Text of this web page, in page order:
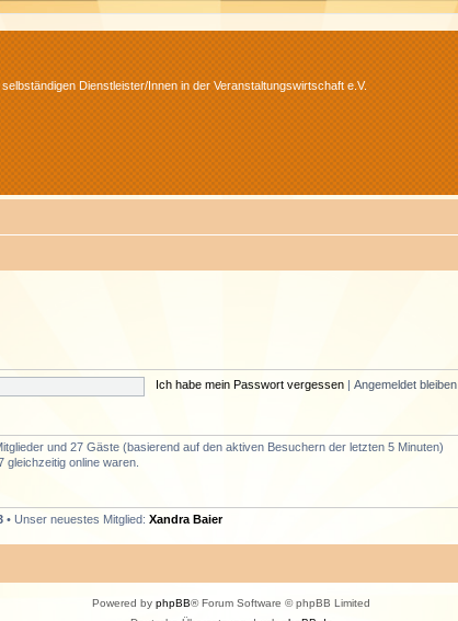
Dienstleister/Innen in der Veranstaltungswirtschaft e.V.
Ich habe mein Passwort vergessen Angemeldet bleiben
und 27 Gäste (basierend auf den aktiven Besuchern der letzten 5 Minuten)
gleichzeitig online waren.
• Unser neuestes Mitglied: Xandra Baier
Powered by phpBB® Forum Software © phpBB Limited